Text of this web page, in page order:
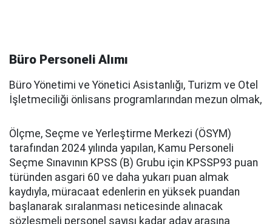
Büro Personeli Alımı
Büro Yönetimi ve Yönetici Asistanlığı, Turizm ve Otel
İşletmeciliği önlisans programlarından mezun olmak,
Ölçme, Seçme ve Yerleştirme Merkezi (ÖSYM)
tarafından 2024 yılında yapılan, Kamu Personeli
Seçme Sınavının KPSS (B) Grubu için KPSSP93 puan
türünden asgari 60 ve daha yukarı puan almak
kaydıyla, müracaat edenlerin en yüksek puandan
başlanarak sıralanması neticesinde alınacak
sözleşmeli personel sayısı kadar aday arasına